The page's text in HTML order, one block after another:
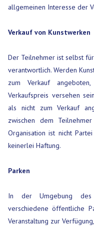
allgemeinen Interesse der
Verkauf von Kunstwerken
Der Teilnehmer ist selbst
verantwortlich. Werden
zum Verkauf
Verkaufspreis versehen
als nicht zum Verkauf
zwischen dem
Organisation ist nicht
keinerlei Haftung.
Parken
In der Umgebung des
verschiedene öffentliche
Veranstaltung zur